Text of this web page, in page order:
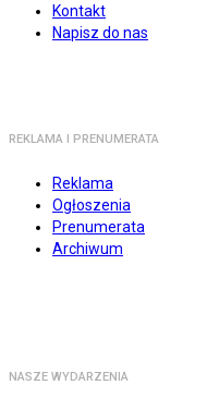
Kontakt
Napisz do nas
REKLAMA I PRENUMERATA
Reklama
Ogłoszenia
Prenumerata
Archiwum
NASZE WYDARZENIA